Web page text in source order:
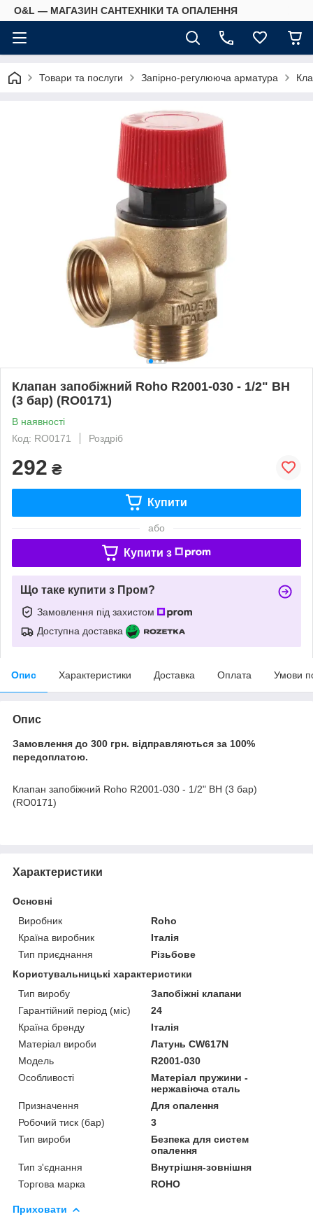
O&L — МАГАЗИН САНТЕХНІКИ ТА ОПАЛЕННЯ
Товари та послуги Запірно-регулююча арматура
Клапан запобіжний Roho R2001-030 - 1/2" ВН
(3 бар) (RO0171)
В наявності
Код: RO0171
Роздріб
292 ₴
Купити
або
Купити з
Що таке купити з Пром?
Замовлення під захистом
Доступна доставка
Опис Характеристики Доставка Оплата Умови
Опис
Замовлення до 300 грн. відправляються за 100%
передоплатою.
Клапан запобіжний Roho R2001-030 - 1/2" ВН (3 бар)
(RO0171)
Характеристики
Основні
Виробник
Roho
Країна виробник
Італія
Тип приєднання
Різьбове
Користувальницькі характеристики
Тип виробу
Запобіжні клапани
Гарантійний період (міс)
24
Країна бренду
Італія
Матеріал вироби
Латунь CW617N
Мoдель
R2001-030
Особливості
Матеріал пружини -
нержавіюча сталь
Призначення
Для опалення
Робочий тиск (бар)
3
Тип вироби
Безпека для систем
опалення
Тип з'єднання
Внутрішня-зовнішня
Торгова марка
ROHO
Приховати